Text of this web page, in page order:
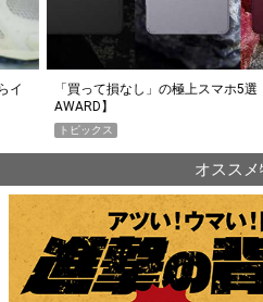
イ
「買って損なし」の極上スマホ5
AWARD】
トピックス
オスス